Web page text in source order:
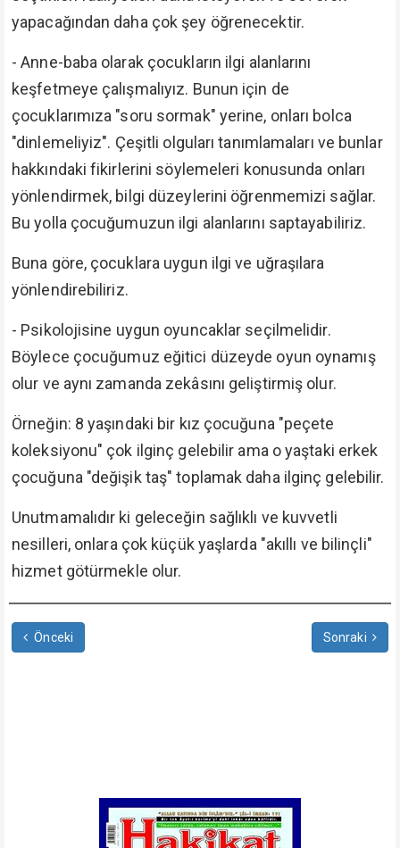
yapacağından daha çok şey öğrenecektir.
- Anne-baba olarak çocukların ilgi alanlarını
keşfetmeye çalışmalıyız. Bunun için de
çocuklarımıza "soru sormak" yerine, onları bolca
"dinlemeliyiz". Çeşitli olguları tanımlamaları ve bunlar
hakkındaki fikirlerini söylemeleri konusunda onları
yönlendirmek, bilgi düzeylerini öğrenmemizi sağlar.
Bu yolla çocuğumuzun ilgi alanlarını saptayabiliriz.
Buna göre, çocuklara uygun ilgi ve uğraşılara
yönlendirebiliriz.
- Psikolojisine uygun oyuncaklar seçilmelidir.
Böylece çocuğumuz eğitici düzeyde oyun oynamış
olur ve aynı zamanda zekâsını geliştirmiş olur.
Örneğin: 8 yaşındaki bir kız çocuğuna "peçete
koleksiyonu" çok ilginç gelebilir ama o yaştaki erkek
çocuğuna "değişik taş" toplamak daha ilginç gelebilir.
Unutmamalıdır ki geleceğin sağlıklı ve kuvvetli
nesilleri, onlara çok küçük yaşlarda "akıllı ve bilinçli"
hizmet götürmekle olur.
Önceki Sonraki